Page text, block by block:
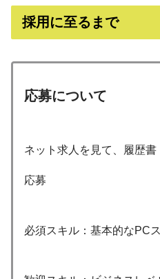
採用に至るまで
応募について
ネット求人を見て、履歴
応募
必須スキル：基本的なPC